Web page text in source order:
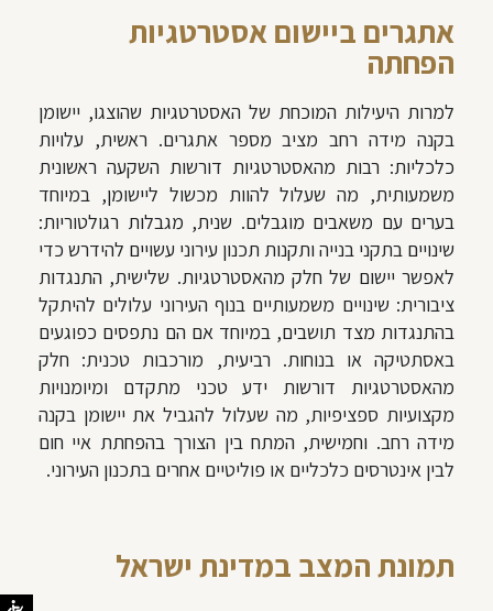
אתגרים ביישום אסטרטגיות
הפחתה
למרות היעילות המוכחת של האסטרטגיות שהוצגו, יישומן
בקנה מידה רחב מציב מספר אתגרים. ראשית, עלויות
כלכליות: רבות מהאסטרטגיות דורשות השקעה ראשונית
משמעותית, מה שעלול להוות מכשול ליישומן, במיוחד
בערים עם משאבים מוגבלים. שנית, מגבלות רגולטוריות:
שינויים בתקני בנייה ותקנות תכנון עירוני עשויים להידרש כדי
לאפשר יישום של חלק מהאסטרטגיות. שלישית, התנגדות
ציבורית: שינויים משמעותיים בנוף העירוני עלולים להיתקל
בהתנגדות מצד תושבים, במיוחד אם הם נתפסים כפוגעים
באסתטיקה או בנוחות. רביעית, מורכבות טכנית: חלק
מהאסטרטגיות דורשות ידע טכני מתקדם ומיומנויות
מקצועיות ספציפיות, מה שעלול להגביל את יישומן בקנה
מידה רחב. וחמישית,המתח בין הצורך בהפחתת איי חום
לבין אינטרסים כלכליים או פוליטיים אחרים בתכנון העירוני.
תמונת המצב במדינת ישראל